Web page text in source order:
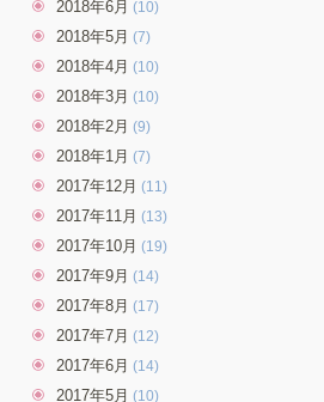
2018年6月 (10)
2018年5月 (7)
2018年4月 (10)
2018年3月 (10)
2018年2月 (9)
2018年1月 (7)
2017年12月 (11)
2017年11月 (13)
2017年10月 (19)
2017年9月 (14)
2017年8月 (17)
2017年7月 (12)
2017年6月 (14)
2017年5月 (10)